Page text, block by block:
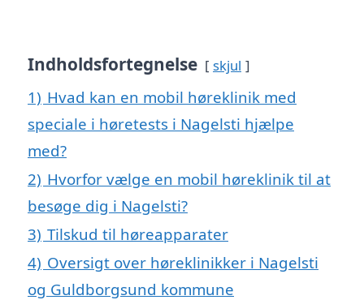
Indholdsfortegnelse skjul
1) Hvad kan en mobil høreklinik med
speciale i høretests i Nagelsti hjælpe
med?
2) Hvorfor vælge en mobil høreklinik til at
besøge dig i Nagelsti?
3) Tilskud til høreapparater
4) Oversigt over høreklinikker i Nagelsti
og Guldborgsund kommune